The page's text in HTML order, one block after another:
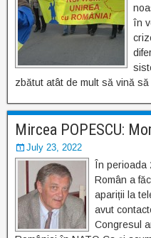
în
zbătut atât de mult să vină
Mircea POPESCU:
July 23, 2022
În perioada
Român a
apariții la
avut
Congresul